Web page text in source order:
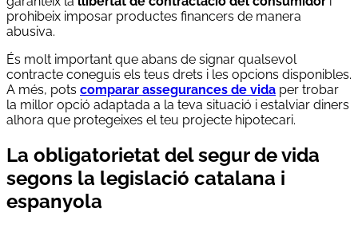
prohibeix imposar productes financers de manera
abusiva.
És molt important que abans de signar qualsevol
contracte coneguis els teus drets i les opcions disponibles.
A més, pots comparar assegurances de vida per trobar
la millor opció adaptada a la teva situació i estalviar diners
alhora que protegeixes el teu projecte hipotecari.
La obligatorietat del segur de vida
segons la legislació catalana i
espanyola